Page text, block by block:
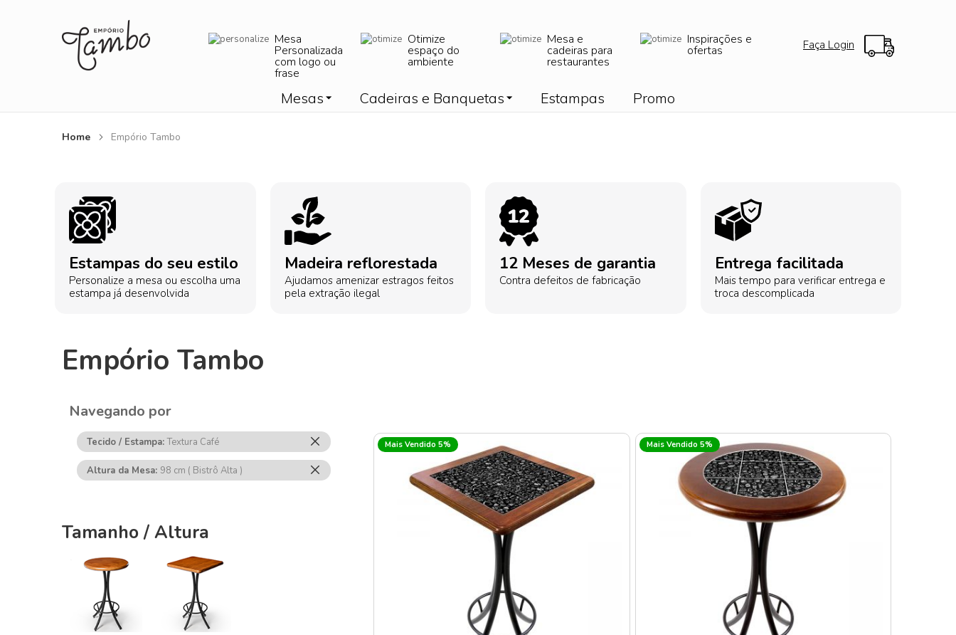
Mesa
Personalizada
com logo ou
frase
Otimize
espaço do
ambiente
Mesa e
cadeiras para
restaurantes
Inspirações e
ofertas Faça Login
Mesas Cadeiras e Banquetas Estampas Promo
Home Empório Tambo
Estampas do seu estilo
Personalize a mesa ou escolha uma
estampa já desenvolvida
Madeira reflorestada
Ajudamos amenizar estragos feitos
pela extração ilegal
12 Meses de garantia
Contra defeitos de fabricação
Entrega facilitada
Mais tempo para verificar entrega e
troca descomplicada
Empório Tambo
Mais Vendido 5% Mais Vendido 5%
Navegando por
Tecido / Estampa Textura Café
Remover
Esse
Item
Altura da Mesa 98 cm ( Bistrô Alta )
Remover
Esse
Tamanho / Altura